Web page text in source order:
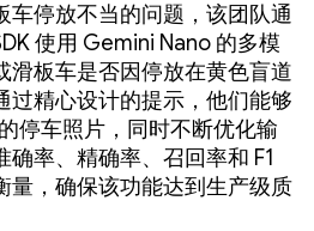
车停放不当的问题，该团队通
使用 Gemini Nano 的多模
滑板车是否因停放在黄色盲道
过精心设计的提示，他们能够
停车照片，同时不断优化输
率、精确率、召回率和 F1
量，确保该功能达到生产级质